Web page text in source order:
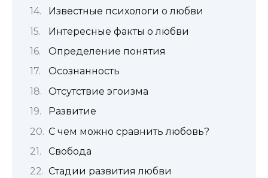
Известные психологи о любви
Интересные факты о любви
Определение понятия
Осознанность
Отсутствие эгоизма
Развитие
С чем можно сравнить любовь?
Свобода
Стадии развития любви